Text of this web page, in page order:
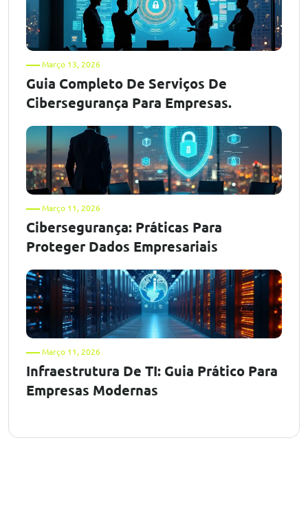
Março 13, 2026
Guia Completo De Serviços De
Cibersegurança Para Empresas.
Março 11, 2026
Cibersegurança: Práticas Para
Proteger Dados Empresariais
Março 11, 2026
Infraestrutura De TI: Guia Prático Para
Empresas Modernas